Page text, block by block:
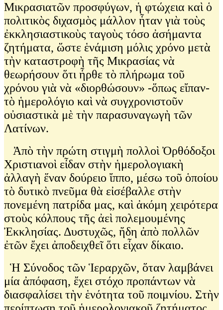
Μικρασιατῶν προσφύγων, ἡ φτώχεια καὶ ὁ
πολιτικὸς διχασμὸς μάλλον ἦταν γιὰ τοὺς
ἐκκλησιαστικοὺς ταγοὺς τόσο ἀσήμαντα
ζητήματα, ὥστε ἑνάμιση μόλις χρόνο μετὰ
τὴν καταστροφὴ τῆς Μικρασίας νὰ
θεωρήσουν ὅτι ἦρθε τὸ πλήρωμα τοῦ
χρόνου γιὰ νὰ «διορθώσουν» -ὅπως εἴπαν-
τὸ ἡμερολόγιο καὶ νὰ συγχρονιστοῦν
οὐσιαστικὰ μὲ τὴν παρασυναγωγὴ τῶν
Λατίνων.
Ἀπὸ τὴν πρώτη στιγμὴ πολλοὶ Ὀρθόδοξοι
Χριστιανοὶ εἶδαν στὴν ἡμερολογιακὴ
ἀλλαγὴ ἕναν δούρειο ἴππο, μέσω τοῦ ὁποίου
τὸ δυτικὸ πνεῦμα θὰ εἰσέβαλλε στὴν
πονεμένη πατρίδα μας, καὶ ἀκόμη χειρότερα
στοὺς κόλπους τῆς ἀεὶ πολεμουμένης
Ἐκκλησίας. Δυστυχῶς, ἤδη ἀπὸ πολλῶν
ἐτῶν ἔχει ἀποδειχθεῖ ὅτι εἶχαν δίκαιο.
Ἡ Σύνοδος τῶν Ἱεραρχῶν, ὅταν λαμβάνει
μία ἀπόφαση, ἔχει στόχο προπάντων νὰ
διασφαλίσει τὴν ἑνότητα τοῦ ποιμνίου. Στὴν